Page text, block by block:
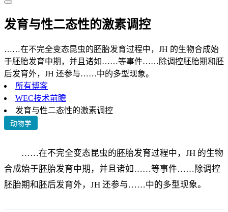
发育与性二态性的激素调控
……在不完全变态昆虫的胚胎发育过程中，JH 的生物合成始
于胚胎发育中期，并且诸如……等事件……除调控胚胎期和胚
后发育外，JH 还参与……中的多型现象。
所有博客
WEC技术前瞻
发育与性二态性的激素调控
动物学
……在不完全变态昆虫的胚胎发育过程中，JH 的生物
合成始于胚胎发育中期，并且诸如……等事件……除调控
胚胎期和胚后发育外，JH 还参与……中的多型现象。